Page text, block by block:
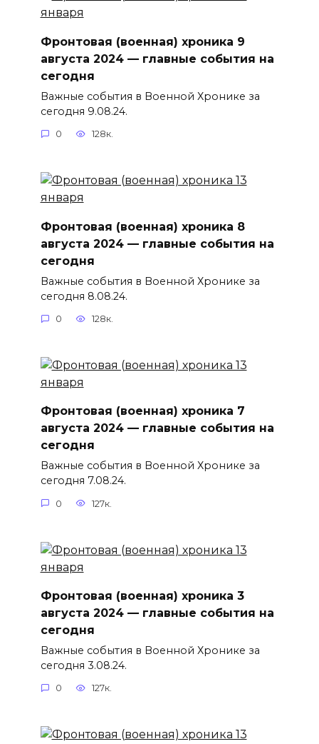
Фронтовая (военная) хроника 9
августа 2024 — главные события на
сегодня
Важные события в Военной Хронике за
сегодня 9.08.24.
0 128к.
Фронтовая (военная) хроника 8
августа 2024 — главные события на
сегодня
Важные события в Военной Хронике за
сегодня 8.08.24.
0 128к.
Фронтовая (военная) хроника 7
августа 2024 — главные события на
сегодня
Важные события в Военной Хронике за
сегодня 7.08.24.
0 127к.
Фронтовая (военная) хроника 3
августа 2024 — главные события на
сегодня
Важные события в Военной Хронике за
сегодня 3.08.24.
0 127к.